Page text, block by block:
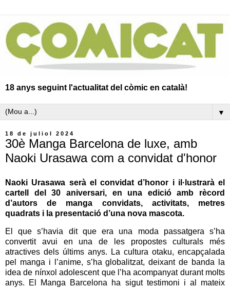
18 anys seguint l'actualitat del còmic en català!
▼
18 de juliol 2024
30è Manga Barcelona de luxe, amb
Naoki Urasawa com a convidat d'honor
Naoki Urasawa serà el convidat d’honor i il·lustrarà el
cartell del 30 aniversari, en una edició amb rècord
d’autors de manga convidats, activitats, metres
quadrats i la presentació d’una nova mascota.
El que s’havia dit que era una moda passatgera s’ha
convertit avui en una de les propostes culturals més
atractives dels últims anys. La cultura otaku, encapçalada
pel manga i l’anime, s’ha globalitzat, deixant de banda la
idea de nínxol adolescent que l’ha acompanyat durant molts
anys. El Manga Barcelona ha sigut testimoni i al mateix